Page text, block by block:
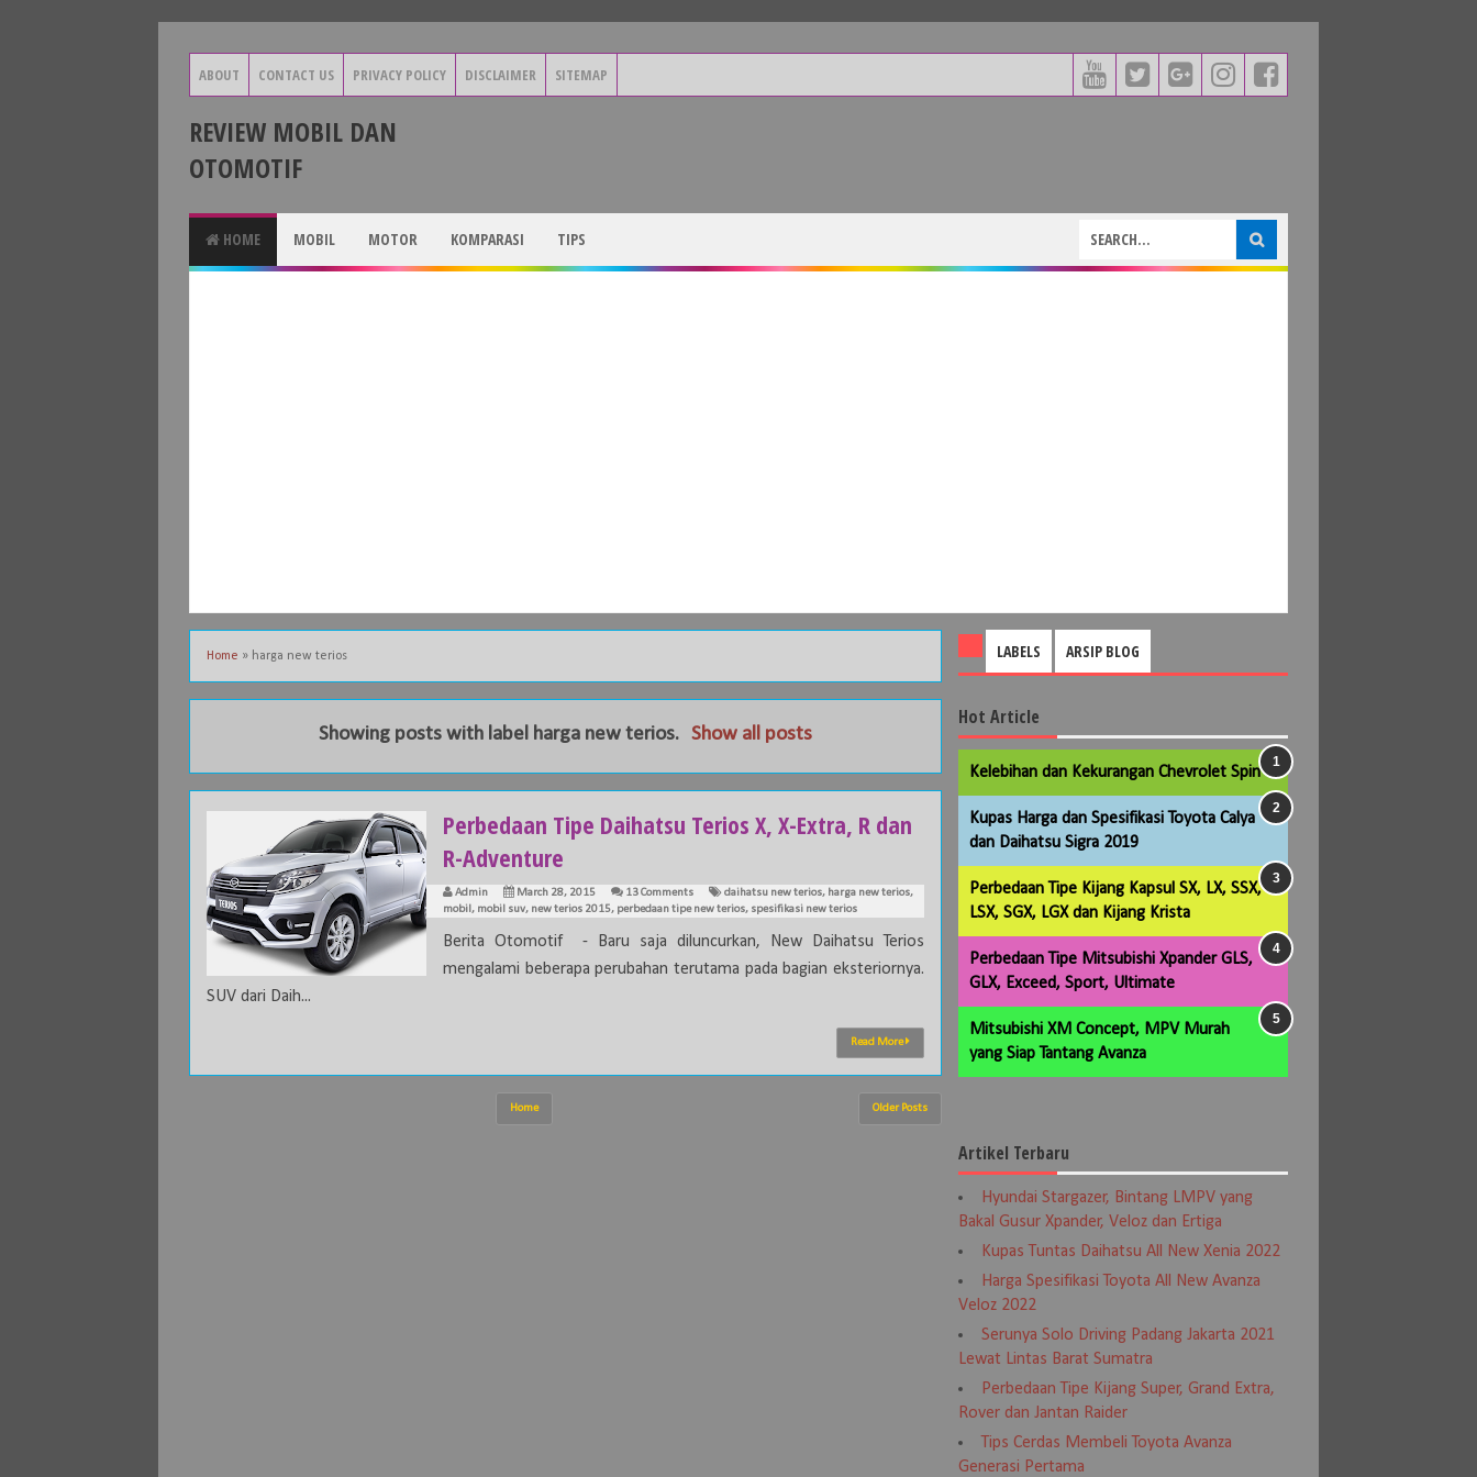
ABOUT CONTACT US PRIVACY POLICY DISCLAIMER SITEMAP
REVIEW MOBIL DAN
OTOMOTIF
HOME MOBIL MOTOR KOMPARASI TIPS
Home » harga new terios
Showing posts with label harga new terios. Show all posts
Perbedaan Tipe Daihatsu Terios X, X-Extra, R dan
R-Adventure
Admin March 28, 2015 13 Comments daihatsu new terios, harga new terios,
mobil , mobil suv, new terios 2015, perbedaan tipe new terios, spesifikasi new terios
Berita Otomotif - Baru saja diluncurkan, New Daihatsu Terios
mengalami beberapa perubahan terutama pada bagian eksteriornya.
SUV dari Daih...
Read More
Older Posts
Home
LABELS ARSIP BLOG
Hot Article
Kelebihan dan Kekurangan Chevrolet Spin
Kupas Harga dan Spesifikasi Toyota Calya
dan Daihatsu Sigra 2019
Perbedaan Tipe Kijang Kapsul SX, LX, SSX,
LSX, SGX, LGX dan Kijang Krista
Perbedaan Tipe Mitsubishi Xpander GLS,
GLX, Exceed, Sport, Ultimate
Mitsubishi XM Concept, MPV Murah
yang Siap Tantang Avanza
Artikel Terbaru
Hyundai Stargazer, Bintang LMPV yang
Bakal Gusur Xpander, Veloz dan Ertiga
Kupas Tuntas Daihatsu All New Xenia 2022
Harga Spesifikasi Toyota All New Avanza
Veloz 2022
Serunya Solo Driving Padang Jakarta 2021
Lewat Lintas Barat Sumatra
Perbedaan Tipe Kijang Super, Grand Extra,
Rover dan Jantan Raider
Tips Cerdas Membeli Toyota Avanza
Generasi Pertama